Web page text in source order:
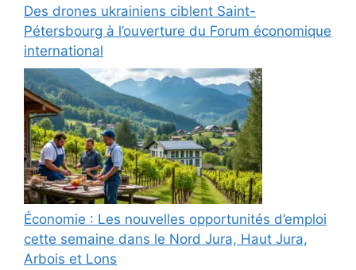
Des drones ukrainiens ciblent Saint-
Pétersbourg à l’ouverture du Forum économique
international
Économie : Les nouvelles opportunités d’emploi
cette semaine dans le Nord Jura, Haut Jura,
Arbois et Lons